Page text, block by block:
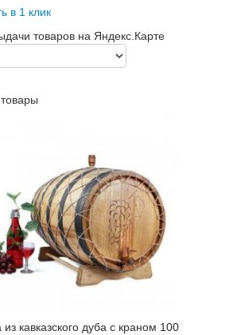
в 1 клик
товаров на Яндекс.Карте
из кавказского дуба с краном 100